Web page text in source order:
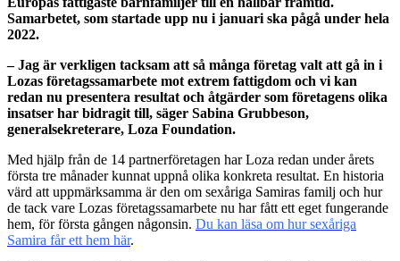
Samarbetet, som startade upp nu i januari ska pågå under hela
2022.
– Jag är verkligen tacksam att så många företag valt att gå in i
Lozas företagssamarbete mot extrem fattigdom och vi kan
redan nu presentera resultat och åtgärder som företagens olika
insatser har bidragit till, säger Sabina Grubbeson,
generalsekreterare, Loza Foundation.
Med hjälp från de 14 partnerföretagen har Loza redan under årets
första tre månader kunnat uppnå olika konkreta resultat. En historia
värd att uppmärksamma är den om sexåriga Samiras familj och hur
de tack vare Lozas företagssamarbete nu har fått ett eget fungerande
hem, för första gången någonsin. Du kan läsa om hur sexåriga
Samira får ett hem här.